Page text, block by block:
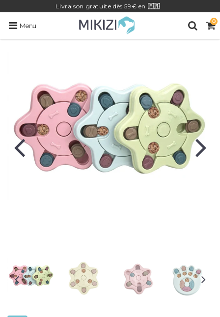
Livraison gratuite dès 59€ en 🇫🇷
Menu
0